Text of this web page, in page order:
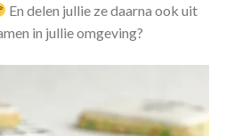
En delen jullie ze daarna ook uit
in jullie omgeving?